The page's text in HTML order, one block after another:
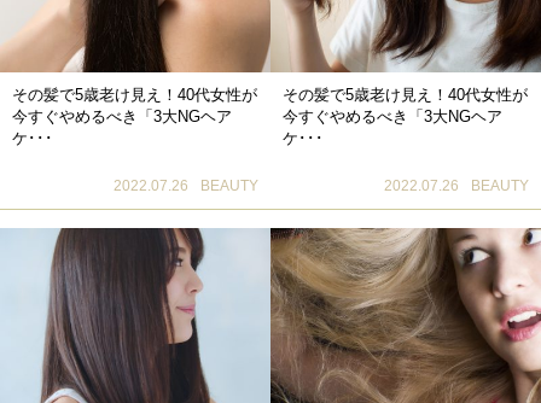
その髪で5歳老け見え！40代女性が
今すぐやめるべき「3大NGヘア
ケ･･･
2022.07.26 BEAUTY
その髪で5歳老け見え！40代女性が
今すぐやめるべき「3大NGヘア
ケ･･･
2022.07.26 BEAUTY